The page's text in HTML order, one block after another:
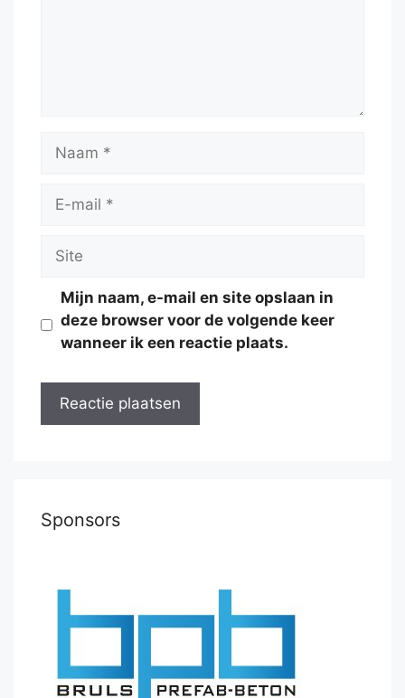
Naam
Site
Mijn naam, e-mail en site opslaan in
deze browser voor de volgende keer
wanneer ik een reactie plaats.
Sponsors